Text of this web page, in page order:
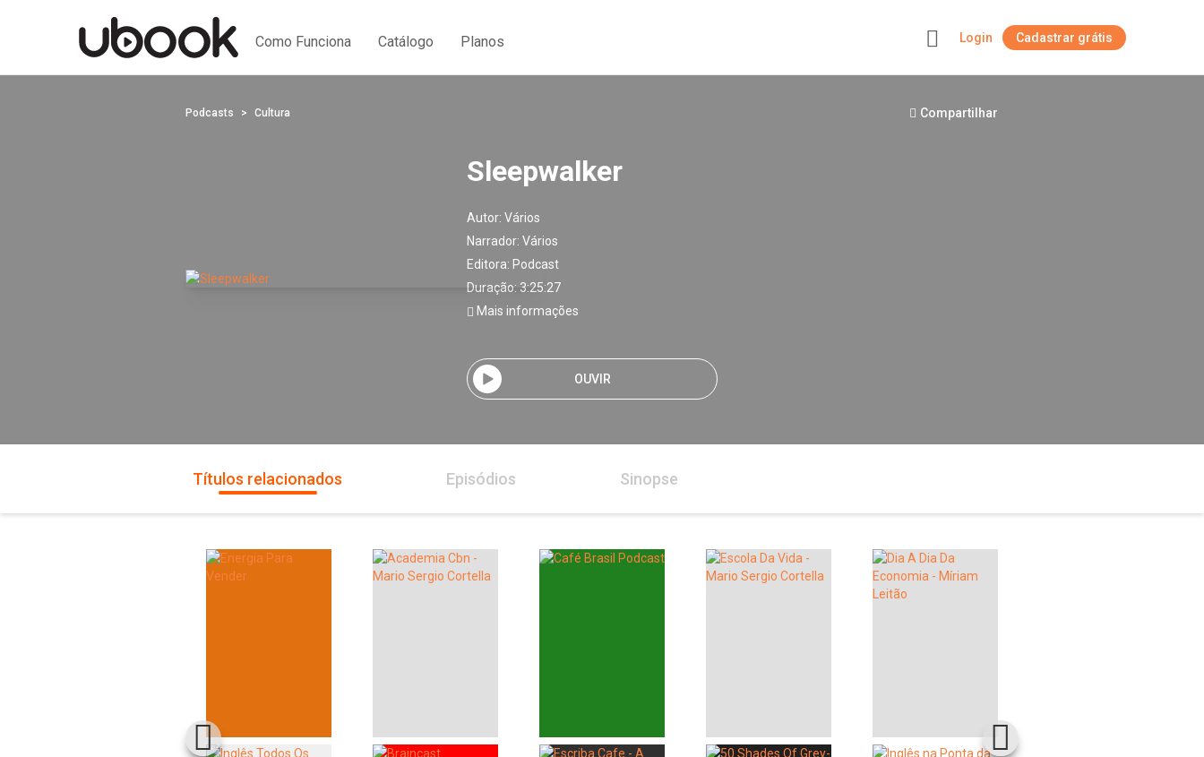
Como Funciona Catálogo Planos Login Cadastrar grátis
Podcasts Cultura Compartilhar
Sleepwalker
Autor: Vários
Narrador: Vários
Editora: Podcast
Duração: 3:25:27
Mais informações
OUVIR
Títulos relacionados Episódios Sinopse